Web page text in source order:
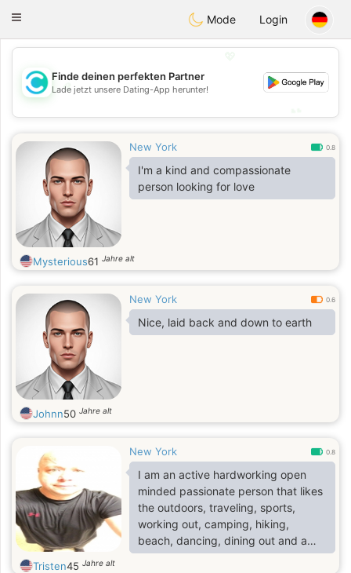
olombiaCitas
Toggle
Mode Login
💖
💕
Finde deinen perfekten Partner
Lade jetzt unsere Dating-App herunter!
New York 0.8
I'm a kind and compassionate
person looking for love
Mysterious61 Jahre alt
New York 0.6
Nice, laid back and down to earth
Johnn50 Jahre alt
New York 0.8
I am an active hardworking open
minded passionate person that likes
the outdoors, traveling, sports,
working out, camping, hiking,
beach, dancing, dining out and a
person that loves to laugh.
Tristen45 Jahre alt